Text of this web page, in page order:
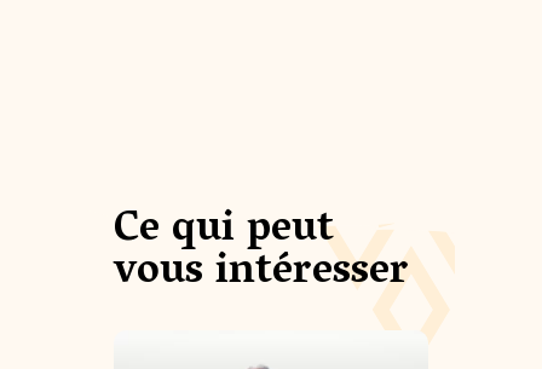
Ce qui peut
vous intéresser